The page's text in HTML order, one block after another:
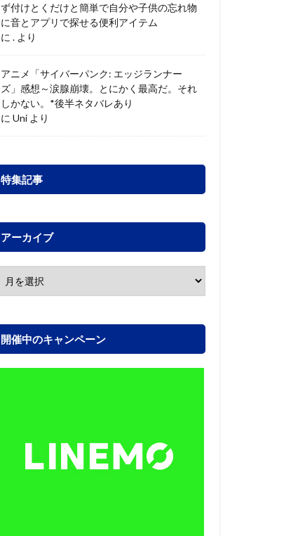
ず付けとくだけと簡単で自分や子供の忘れ物
に音とアプリで探せる便利アイテム
に . より
アニメ「サイバーパンク: エッジランナー
ズ」感想～涙腺崩壊。とにかく最高だ。それ
しかない。*後半ネタバレあり
に Uni より
特集記事
アーカイブ
開催中のキャンペーン